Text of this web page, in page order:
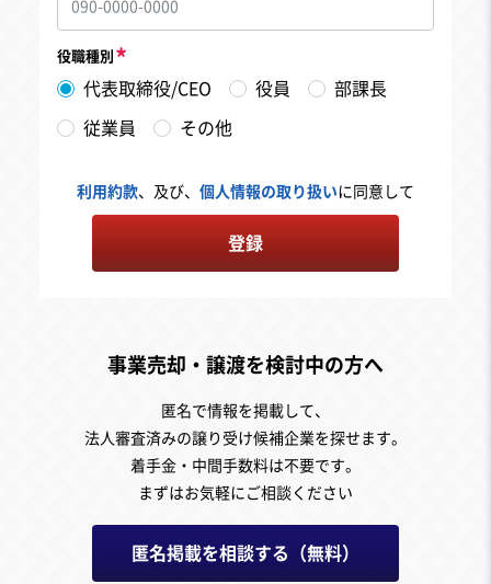
役職種別
代表取締役/CEO 役員 部課長
従業員 その他
利用約款、及び、 個人情報の取り扱いに同意して
登録
事業売却・譲渡を検討中の方へ
匿名で情報を掲載して、
法人審査済みの譲り受け候補企業を探せます。
着手金・中間手数料は不要です。
まずはお気軽にご相談ください
匿名掲載を相談する（無料）